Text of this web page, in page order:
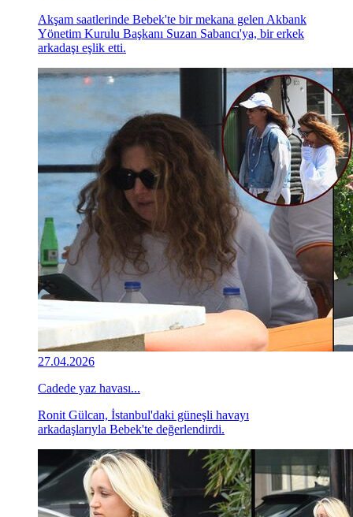
Akşam saatlerinde Bebek'te bir mekana gelen Akbank
Yönetim Kurulu Başkanı Suzan Sabancı'ya, bir erkek
arkadaşı eşlik etti.
27.04.2026
Cadede yaz havası...
Ronit Gülcan, İstanbul'daki güneşli havayı
arkadaşlarıyla Bebek'te değerlendirdi.